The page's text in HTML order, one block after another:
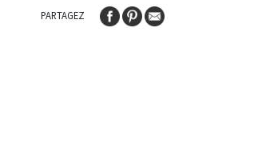
PARTAGEZ